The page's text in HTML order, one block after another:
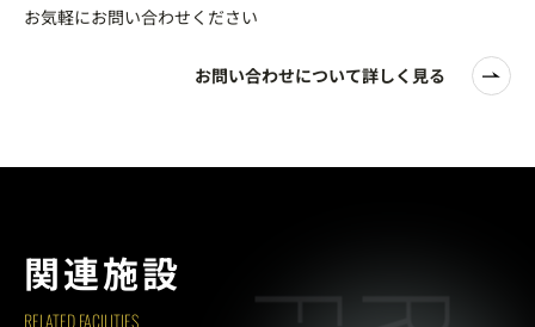
お気軽にお問い合わせください
お問い合わせについて詳しく見る
関連施設
RELATED FACILITIES